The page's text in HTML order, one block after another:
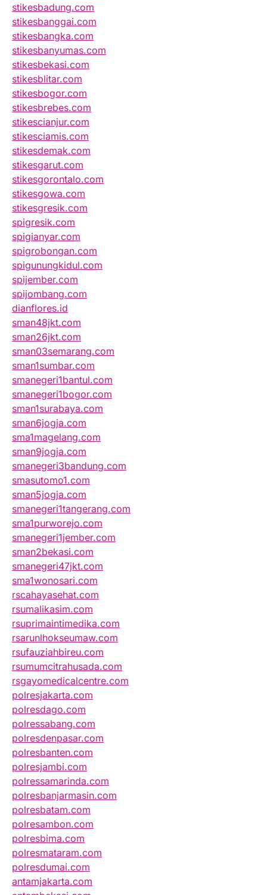
stikesbadung.com
stikesbanggai.com
stikesbangka.com
stikesbanyumas.com
stikesbekasi.com
stikesblitar.com
stikesbogor.com
stikesbrebes.com
stikescianjur.com
stikesciamis.com
stikesdemak.com
stikesgarut.com
stikesgorontalo.com
stikesgowa.com
stikesgresik.com
spigresik.com
spigianyar.com
spigrobongan.com
spigunungkidul.com
spijember.com
spijombang.com
dianflores.id
sman48jkt.com
sman26jkt.com
sman03semarang.com
sman1sumbar.com
smanegeri1bantul.com
smanegeri1bogor.com
sman1surabaya.com
sman6jogja.com
sma1magelang.com
sman9jogja.com
smanegeri3bandung.com
smasutomo1.com
sman5jogja.com
smanegeri1tangerang.com
sma1purworejo.com
smanegeri1jember.com
sman2bekasi.com
smanegeri47jkt.com
sma1wonosari.com
rscahayasehat.com
rsumalikasim.com
rsuprimaintimedika.com
rsarunlhokseumaw.com
rsufauziahbireu.com
rsumumcitrahusada.com
rsgayomedicalcentre.com
polresjakarta.com
polresdago.com
polressabang.com
polresdenpasar.com
polresbanten.com
polresjambi.com
polressamarinda.com
polresbanjarmasin.com
polresbatam.com
polresambon.com
polresbima.com
polresmataram.com
polresdumai.com
antamjakarta.com